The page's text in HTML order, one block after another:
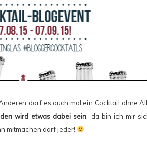
darf es auch mal ein Cocktail ohne
wird etwas dabei sein , da bin ich mir
mitmachen darf jeder!